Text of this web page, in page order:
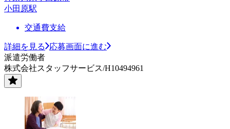
小田原駅
交通費支給
詳細を見る
応募画面に進む
派遣労働者
株式会社スタッフサービス/H10494961